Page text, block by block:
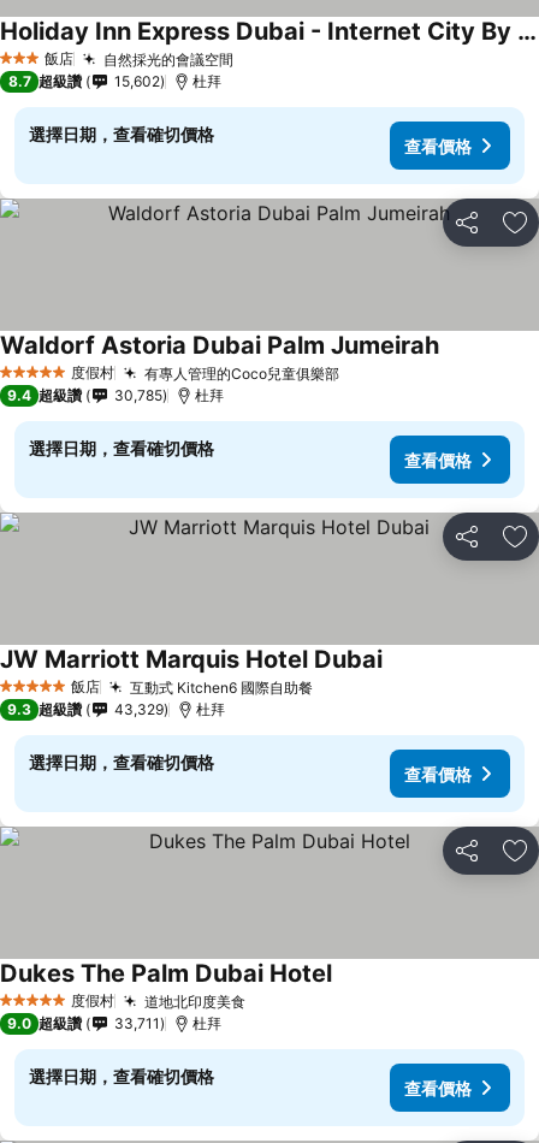
3 星級 飯店 自然採光的會議空間
Holiday Inn Express Dubai - Internet City By Ihg
查看價格
8.7 超級讚 15,602 杜拜
選擇日期，查看確切價格
查看價格
分享 加
5 星級 度假村 有專人管理的Coco兒童俱樂部查看價格
Waldorf Astoria Dubai Palm Jumeirah查看價格
9.4 超級讚 30,785 杜拜
選擇日期，查看確切價格
查看價格
分享 加
5 星級 飯店 互動式 Kitchen6 國際自助餐查看價格
JW Marriott Marquis Hotel Dubai查看價格
9.3 超級讚 43,329 杜拜
選擇日期，查看確切價格
查看價格
分享 加
5 星級 度假村 道地北印度美食查看價格
Dukes The Palm Dubai Hotel查看價格
9.0 超級讚 33,711 杜拜
選擇日期，查看確切價格
查看價格